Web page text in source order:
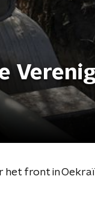
het front in